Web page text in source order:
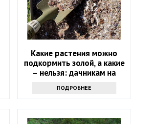
Какие растения можно
подкормить золой, а какие
– нельзя: дачникам на
ПОДРОБНЕЕ